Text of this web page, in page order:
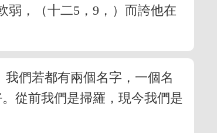
弱，（十二5，9，）而誇他在
們若都有兩個名字，一個名
從前我們是掃羅，現今我們是